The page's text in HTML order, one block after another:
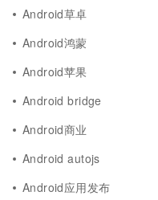
Android草卓
Android鸿蒙
Android苹果
Android bridge
Android商业
Android autojs
Android应用发布